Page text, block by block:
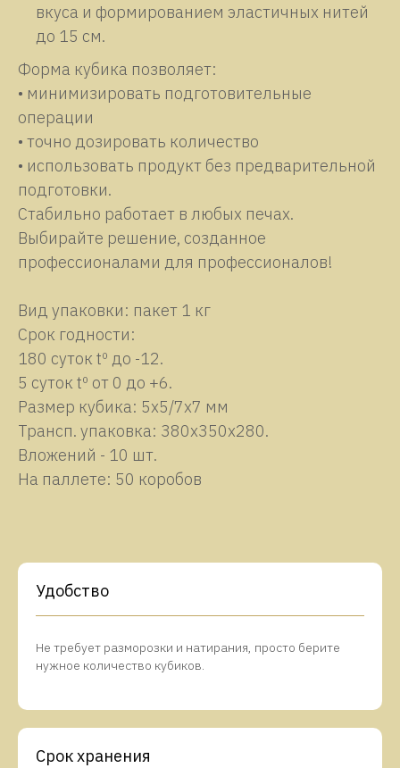
вкуса и формированием эластичных нитей
до 15 см.
Форма кубика позволяет:
• минимизировать подготовительные
операции
• точно дозировать количество
• использовать продукт без предварительной
подготовки.
Стабильно работает в любых печах.
Выбирайте решение, созданное
профессионалами для профессионалов!
Вид упаковки: пакет 1 кг
Срок годности:
180 суток tº до -12.
5 суток tº от 0 до +6.
Размер кубика: 5х5/7х7 мм
Трансп. упаковка: 380х350х280.
Вложений - 10 шт.
На паллете: 50 коробов
Удобство
Не требует разморозки и натирания, просто берите
нужное количество кубиков.
Срок хранения